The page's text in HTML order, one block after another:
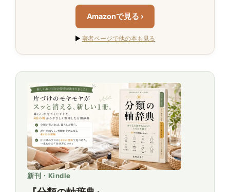
Amazonで見る ›
▶ 著者ページで他の本も見る
新刊・Kindle